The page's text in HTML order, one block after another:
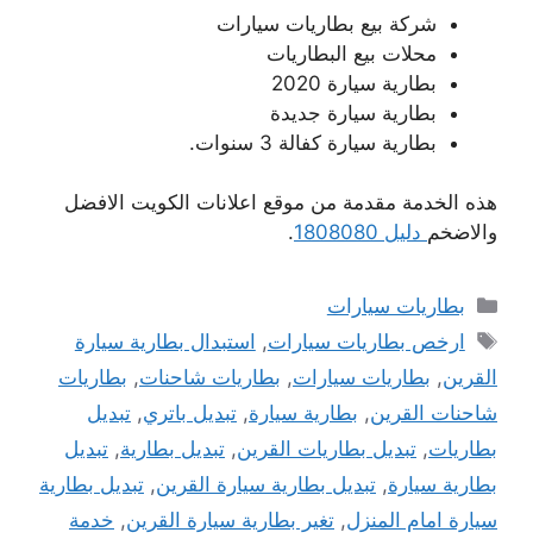
شركة بيع بطاريات سيارات
محلات بيع البطاريات
بطارية سيارة 2020
بطارية سيارة جديدة
بطارية سيارة كفالة 3 سنوات.
هذه الخدمة مقدمة من موقع اعلانات الكويت الافضل
والاضخم دليل 1808080 .
التصنيفات
بطاريات سيارات
الوسوم
ارخص بطاريات سيارات, استبدال بطارية سيارة
القرين, بطاريات سيارات, بطاريات شاحنات, بطاريات
شاحنات القرين, بطارية سيارة, تبديل باتري, تبديل
بطاريات, تبديل بطاريات القرين, تبديل بطارية, تبديل
بطارية سيارة, تبديل بطارية سيارة القرين, تبديل بطارية
سيارة امام المنزل, تغير بطارية سيارة القرين, خدمة